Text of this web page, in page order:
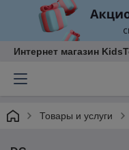
Интернет магазин
Товары и услуги